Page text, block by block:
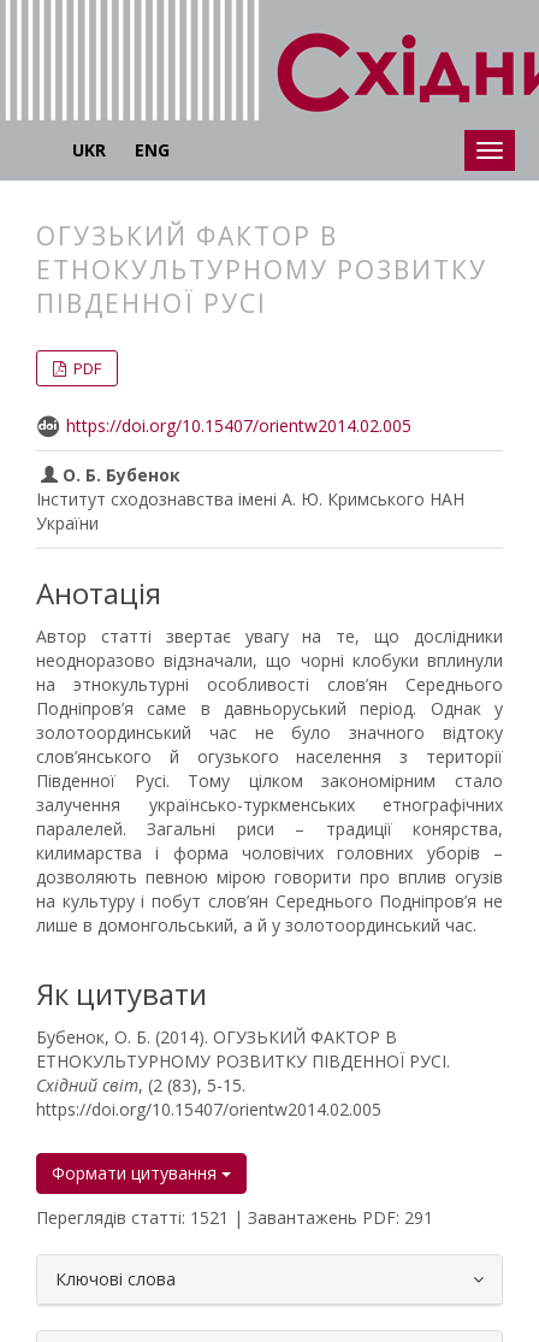
UKR ENG
ОГУЗЬКИЙ ФАКТОР В
ЕТНОКУЛЬТУРНОМУ РОЗВИТКУ
ПІВДЕННОЇ РУСІ
PDF
https://doi.org/10.15407/orientw2014.02.005
О. Б. Бубенок
Інститут сходознавства імені А. Ю. Кримського НАН
України
Анотація
Автор статті звертає увагу на те, що дослідники
неодноразово відзначали, що чорні клобуки вплинули
на этнокультурні особливості слов’ян Середнього
Подніпров’я саме в давньоруський період. Однак у
золотоординський час не було значного відтоку
слов’янського й огузького населення з території
Південної Русі. Тому цілком закономірним стало
залучення українсько-туркменських етнографічних
паралелей. Загальні риси – традиції конярства,
килимарства і форма чоловічих головних уборів –
дозволяють певною мірою говорити про вплив огузів
на культуру і побут слов’ян Середнього Подніпров’я не
лише в домонгольський, а й у золотоординський час.
Як цитувати
Бубенок, О. Б. (2014). ОГУЗЬКИЙ ФАКТОР В
ЕТНОКУЛЬТУРНОМУ РОЗВИТКУ ПІВДЕННОЇ РУСІ.
Східний світ, (2 (83), 5-15.
https://doi.org/10.15407/orientw2014.02.005
Формати цитування
Переглядів статті: 1521 | Завантажень PDF: 291
Ключові слова